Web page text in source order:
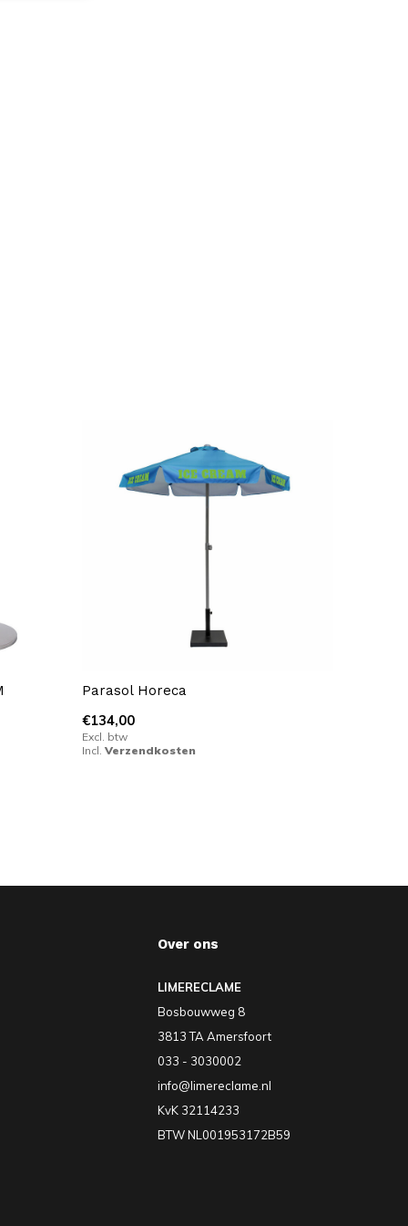
Parasol Horeca
€134,00
Excl. btw
Incl. Verzendkosten
Over ons
LIMERECLAME
Bosbouwweg 8
3813 TA Amersfoort
033 - 3030002
info@limereclame.nl
KvK 32114233
BTW NL001953172B59